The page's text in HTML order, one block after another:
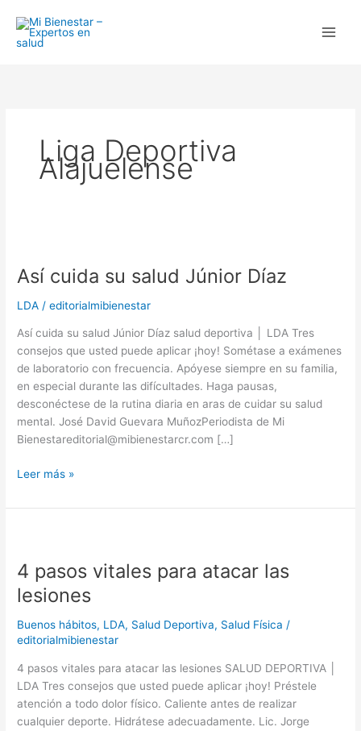
contenido
Liga Deportiva
Alajuelense
Así cuida su salud Júnior Díaz
LDA /editorialmibienestar
Así cuida su salud Júnior Díaz salud deportiva │ LDA Tres
consejos que usted puede aplicar ¡hoy! Sométase a exámenes
de laboratorio con frecuencia. Apóyese siempre en su familia,
en especial durante las difícultades. Haga pausas,
desconéctese de la rutina diaria en aras de cuidar su salud
mental. José David Guevara MuñozPeriodista de Mi
Bienestareditorial@mibienestarcr.com […]
su
Júnior
Díaz
Leer más »
4 pasos vitales para atacar las
lesiones
Buenos hábitos, LDA, Salud Deportiva, Salud Física /
editorialmibienestar
4 pasos vitales para atacar las lesiones SALUD DEPORTIVA │
LDA Tres consejos que usted puede aplicar ¡hoy! Préstele
atención a todo dolor físico. Caliente antes de realizar
cualquier deporte. Hidrátese adecuadamente. Lic. Jorge
vitales
para
atacar
las
lesiones